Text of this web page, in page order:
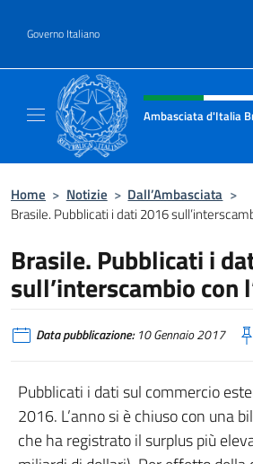
Governo Italiano
Intestazione sito,
Ambasciata d'Italia
Home > Notizie > Dall’Ambasciata >
Brasile. Pubblicati i dati 2016
Brasile. Pubblicati i
sull’interscambio con
Data pubblicazione:10 Gennaio 2017
Pubblicati i dati sul commercio
2016. L’anno si è chiuso con una
che ha registrato il surplus più